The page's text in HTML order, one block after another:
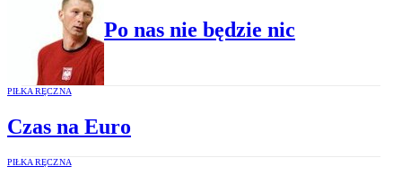
Po nas nie będzie nic
PIŁKA RĘCZNA
Czas na Euro
PIŁKA RĘCZNA